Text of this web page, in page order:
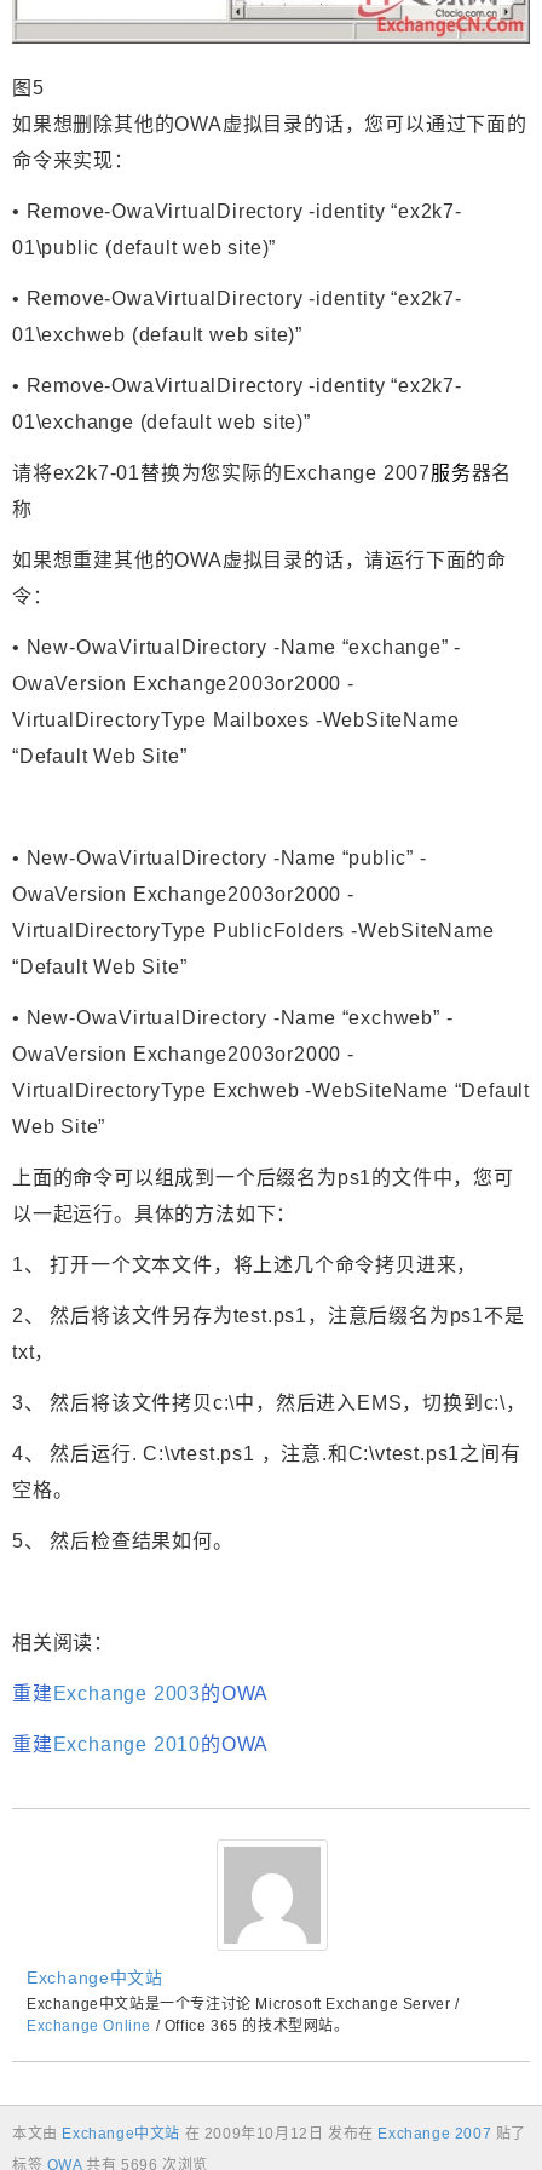
图5
如果想删除其他的OWA虚拟目录的话，您可以通过下面的
命令来实现：
• Remove-OwaVirtualDirectory -identity “ex2k7-
01\public (default web site)”
• Remove-OwaVirtualDirectory -identity “ex2k7-
01\exchweb (default web site)”
• Remove-OwaVirtualDirectory -identity “ex2k7-
01\exchange (default web site)”
请将ex2k7-01替换为您实际的 Exchange 2007服务器名
称
如果想重建其他的OWA虚拟目录的话，请运行下面的命
令：
• New-OwaVirtualDirectory -Name “exchange” -
OwaVersion Exchange2003or2000 -
VirtualDirectoryType Mailboxes -WebSiteName
“Default Web Site”
• New-OwaVirtualDirectory -Name “public” -
OwaVersion Exchange2003or2000 -
VirtualDirectoryType PublicFolders -WebSiteName
“Default Web Site”
• New-OwaVirtualDirectory -Name “exchweb” -
OwaVersion Exchange2003or2000 -
VirtualDirectoryType Exchweb -WebSiteName “Default
Web Site”
上面的命令可以组成到一个后缀名为ps1的文件中，您可
以一起运行。具体的方法如下：
1、 打开一个文本文件，将上述几个命令拷贝进来，
2、 然后将该文件另存为test.ps1，注意后缀名为ps1不是
txt，
3、 然后将该文件拷贝c:\中，然后进入EMS，切换到c:\，
4、 然后运行. C:\vtest.ps1 ，注意.和C:\vtest.ps1之间有
空格。
5、 然后检查结果如何。
相关阅读：
重建Exchange 2003的OWA
重建Exchange 2010的OWA
Exchange中文站
Exchange中文站是一个专注讨论 Microsoft Exchange Server /
Exchange Online / Office 365 的技术型网站。
本文由 Exchange中文站 在 2009年10月12日 发布在 Exchange 2007 贴了
标签 OWA共有 5696 次浏览